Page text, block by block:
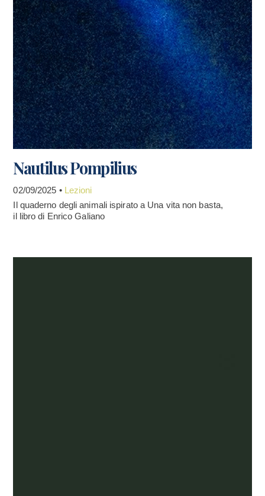
Nautilus Pompilius
02/09/2025 • Lezioni
Il quaderno degli animali ispirato a Una vita non basta,
il libro di Enrico Galiano